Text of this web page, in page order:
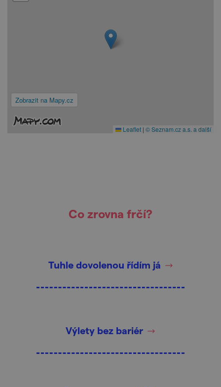
Zobrazit na Mapy.cz
Leaflet | © Seznam.cz a.s. a další
Co zrovna frčí?
Tuhle dovolenou řídím já
Výlety bez bariér